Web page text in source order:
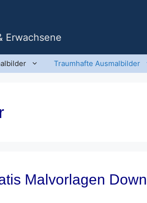
Erwachsene
Traumhafte Ausmalbilder
Malvorlagen